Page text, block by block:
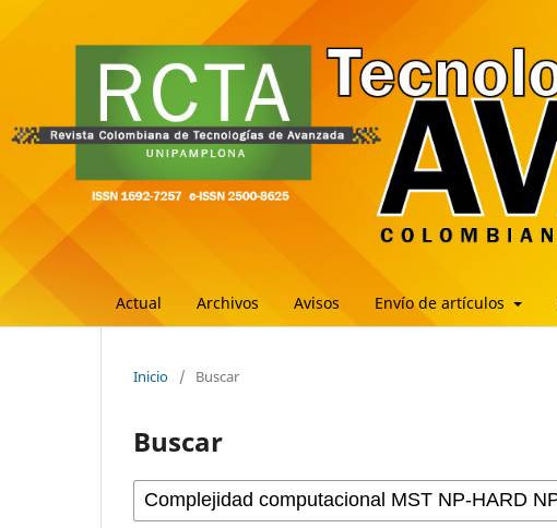
Actual Archivos Avisos Envío de artículos
Inicio / Buscar
Buscar